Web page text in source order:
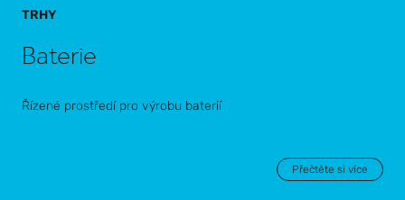
TRHY
Baterie
Řízené prostředí pro výrobu baterií
Přečtěte si více